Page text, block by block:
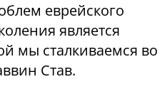
еврейского
является
мы сталкиваемся во
Став.